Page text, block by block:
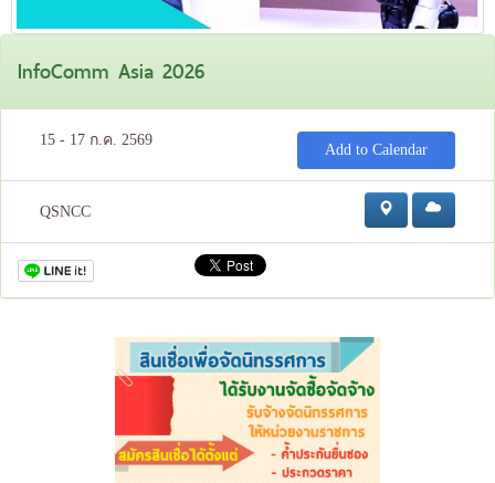
InfoComm Asia 2026
15 - 17 ก.ค. 2569
Add to Calendar
QSNCC